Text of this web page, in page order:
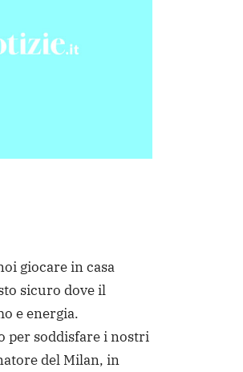
giocare in casa
sicuro dove il
e energia.
per soddisfare i nostri
del Milan, in